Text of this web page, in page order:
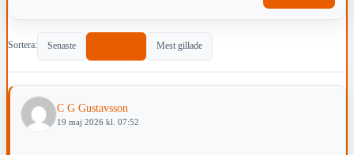
Sortera: Senaste Mest gillade
C G Gustavsson
19 maj 2026 kl. 07:52